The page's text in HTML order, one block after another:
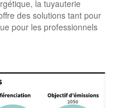
la tuyauterie
des solutions tant pour
pour les professionnels